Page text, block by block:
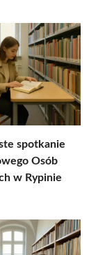
spotkanie
Osób
w Rypinie